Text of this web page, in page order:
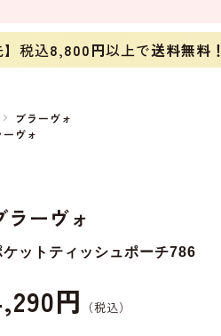
】税込8,800円以上で送料無料！
ブラーヴォ
ーヴォ
ラーヴォ
ケットティッシュポーチ786
円